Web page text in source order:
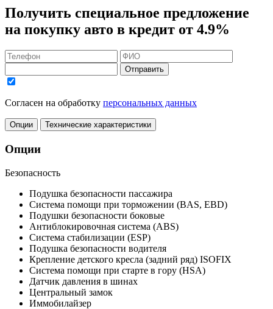
Получить специальное предложение
на покупку авто в кредит от 4.9%
Отправить
Согласен на обработку персональных данных
Опции Технические характеристики
Опции
Безопасность
Подушка безопасности пассажира
Система помощи при торможении (BAS, EBD)
Подушки безопасности боковые
Антиблокировочная система (ABS)
Система стабилизации (ESP)
Подушка безопасности водителя
Крепление детского кресла (задний ряд) ISOFIX
Система помощи при старте в гору (HSA)
Датчик давления в шинах
Центральный замок
Иммобилайзер